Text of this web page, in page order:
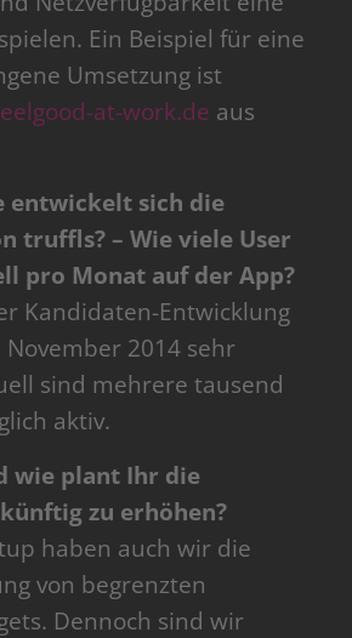
Ein Beispiel für eine
Umsetzung ist
at-work.de aus
entwickelt sich die
truffls? – Wie viele User
pro Monat auf der App?
Kandidaten-Entwicklung
2014 sehr
sind mehrere tausend
aktiv.
wie plant Ihr die
zu erhöhen?
haben auch wir die
von begrenzten
Dennoch sind wir